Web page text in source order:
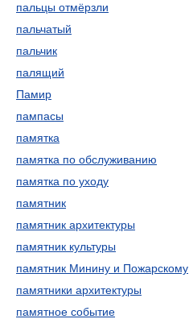
пальцы отмёрзли
пальчатый
пальчик
палящий
Памир
пампасы
памятка
памятка по обслуживанию
памятка по уходу
памятник
памятник архитектуры
памятник культуры
памятник Минину и Пожарскому
памятники архитектуры
памятное событие